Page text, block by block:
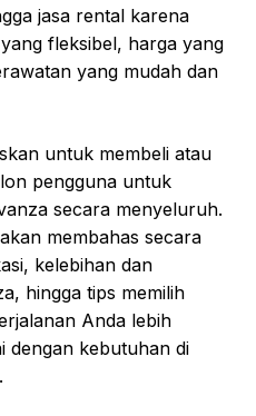
jasa rental karena
fleksibel, harga yang
yang mudah dan
untuk membeli atau
pengguna untuk
secara menyeluruh.
membahas secara
kelebihan dan
hingga tips memilih
Anda lebih
dengan kebutuhan di